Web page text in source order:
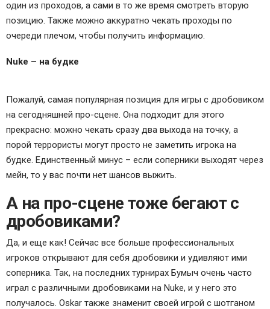
один из проходов, а сами в то же время смотреть вторую
позицию. Также можно аккуратно чекать проходы по
очереди плечом, чтобы получить информацию.
Nuke – на будке
Пожалуй, самая популярная позиция для игры с дробовиком
на сегодняшней про-сцене. Она подходит для этого
прекрасно: можно чекать сразу два выхода на точку, а
порой террористы могут просто не заметить игрока на
будке. Единственный минус – если соперники выходят через
мейн, то у вас почти нет шансов выжить.
А на про-сцене тоже бегают с
дробовиками?
Да, и еще как! Сейчас все больше профессиональных
игроков открывают для себя дробовики и удивляют ими
соперника. Так, на последних турнирах Бумыч очень часто
играл с различными дробовиками на Nuke, и у него это
получалось. Oskar также знаменит своей игрой с шотганом